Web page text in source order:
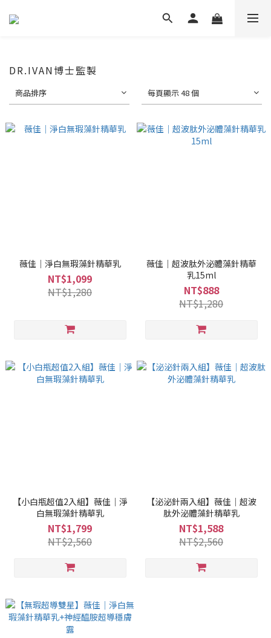
DR.IVAN博士監製
商品排序 每頁顯示 48 個
薇佳｜淨白無瑕藻針精華乳
NT$1,099
NT$1,280
薇佳｜超波肽外泌體藻針精華
乳15ml
NT$888
NT$1,280
【小白瓶超值2入組】薇佳｜淨
白無瑕藻針精華乳
NT$1,799
NT$2,560
【泌泌針兩入組】薇佳｜超波
肽外泌體藻針精華乳
NT$1,588
NT$2,560